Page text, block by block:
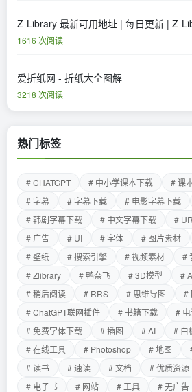
Z-Library 最新可用地址 | 每日更新 | Z-
1616 次阅读
爱折纸网 - 折纸大全图解
3218 次阅读
热门标签
# CHATGPT # 中小学课本下载 # 课
# 字幕
# 字幕下载 # 电影字幕下载
# 韩剧字幕下载
# 中文字幕下载 #
# 广告
# UI # 字体 # 图片素材
# 壁纸
# 搜索引擎 # 视频素材 #
# Zlibrary
# 鸭奈飞 # 3D模型 #
# 稍后阅读
# RRS # 思维导图
#
# ChatGPT联网插件
# 书籍下载
#
# 免费字体下载
# 插图 # AI # 白
# 在线工具
# Photoshop # 地图
# 读书
# 速读 # 文档 # 优质资源
# 电子书
# 网站 # 工具 # 无广告